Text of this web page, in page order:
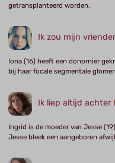
getransplanteerd worden.
Ik zou mijn
Iona (16) heeft een donornier
bij haar focale segmentale
Ik liep altijd achter
Ingrid is de moeder van Jesse
Jesse bleek een aangeboren